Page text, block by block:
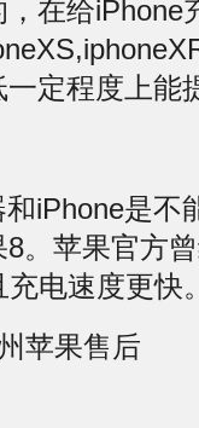
在给iPhone
定程度上能
是不
。苹果官方
充电速度更快